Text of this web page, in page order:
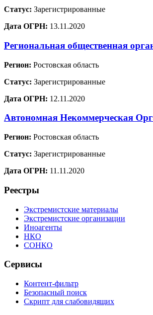
Статус: Зарегистрированные
Дата ОГРН: 13.11.2020
Региональная общественная
Регион: Ростовская область
Статус: Зарегистрированные
Дата ОГРН: 12.11.2020
Автономная Некоммерческая
Регион: Ростовская область
Статус: Зарегистрированные
Дата ОГРН: 11.11.2020
Реестры
Экстремистские материалы
Экстремистские организации
Иноагенты
НКО
СОНКО
Сервисы
Контент-фильтр
Безопасный поиск
Скрипт для слабовидящих